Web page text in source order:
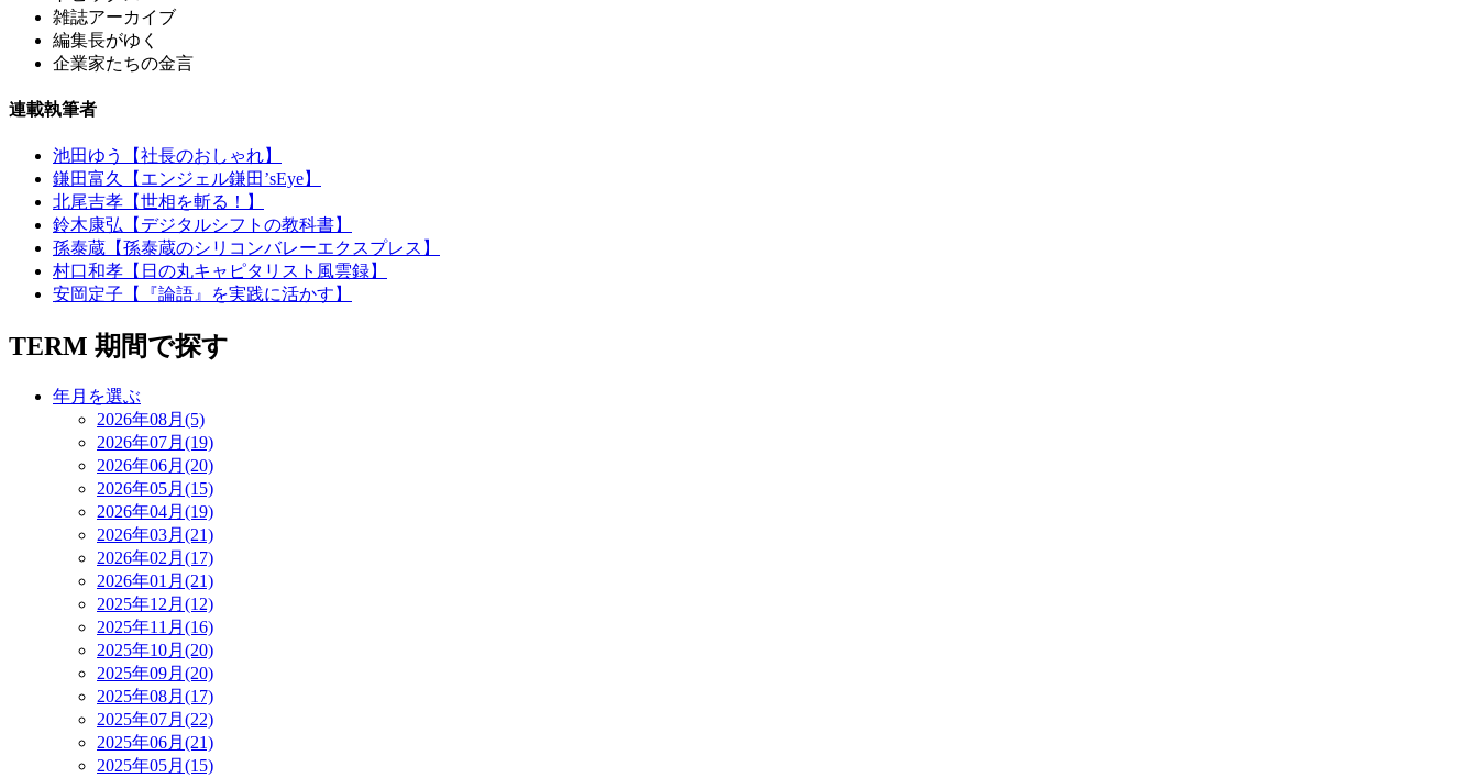
雑誌アーカイブ
編集長がゆく
企業家たちの金言
連載執筆者
池田ゆう【社長のおしゃれ】
鎌田富久【エンジェル鎌田’sEye】
北尾吉孝【世相を斬る！】
鈴木康弘【デジタルシフトの教科書】
孫泰蔵【孫泰蔵のシリコンバレーエクスプレス】
村口和孝【日の丸キャピタリスト風雲録】
安岡定子【『論語』を実践に活かす】
TERM 期間で探す
年月を選ぶ
2026年08月(5)
2026年07月(19)
2026年06月(20)
2026年05月(15)
2026年04月(19)
2026年03月(21)
2026年02月(17)
2026年01月(21)
2025年12月(12)
2025年11月(16)
2025年10月(20)
2025年09月(20)
2025年08月(17)
2025年07月(22)
2025年06月(21)
2025年05月(15)